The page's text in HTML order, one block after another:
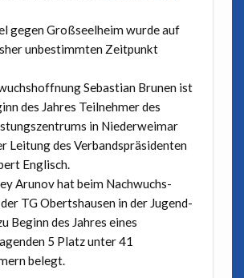
gegen Großseelheim wurde auf
unbestimmten Zeitpunkt
Sebastian Brunen ist
des Jahres Teilnehmer des
in Niederweimar
Leitung des Verbandspräsidenten
Englisch.
Arunov hat beim Nachwuchs-
TG Obertshausen in der Jugend-
Beginn des Jahres eines
5 Platz unter 41
belegt.